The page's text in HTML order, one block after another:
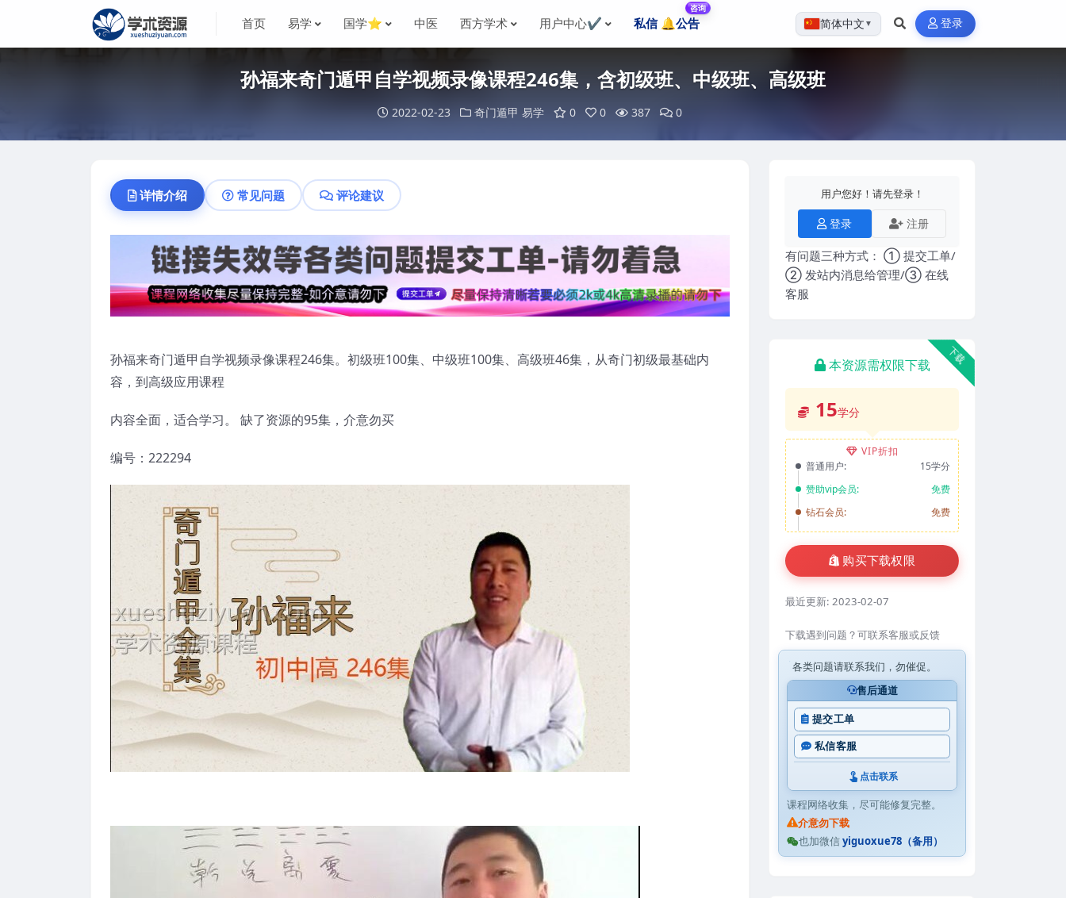
首页 易学 国学⭐ 中医 西方学术 用户中心✔️ 私信 🔔公告
咨询
简体中文 ▼ 登录
孙福来奇门遁甲自学视频录像课程246集，含初级班、中级班、高级班
2022-02-23 奇门遁甲 易学 0 0 387 0
详情介绍 常见问题 评论建议
孙福来奇门遁甲自学视频录像课程246集。初级班100集、中级班100集、高级班46集，从奇门初级最基础内
容，到高级应用课程
内容全面，适合学习。 缺了资源的95集，介意勿买
编号：222294
用户您好！请先登录！
登录 注册
有问题三种方式： ① 提交工单/
② 发站内消息给管理/③ 在线
客服
下载
本资源需权限下载
15学分
VIP折扣
普通用户:
15学分
赞助vip会员:
免费
钻石会员:
免费
购买下载权限
最近更新: 2023-02-07
下载遇到问题？可联系客服或反馈
各类问题请联系我们，勿催促。
售后通道
提交工单
私信客服
点击联系
课程网络收集，尽可能修复完整。
介意勿下载
也加微信yiguoxue78（备用）